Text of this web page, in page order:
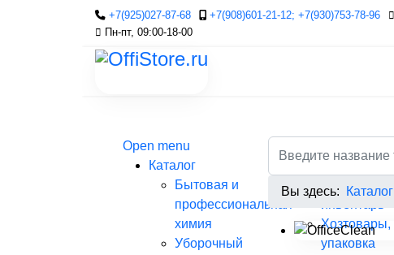
+7(925)027-87-68 +7(908)601-21-12; +7(930)753-78-96
Пн-пт, 09:00-18-00
Open menu
Каталог
Бытовая и
профессиональная
химия
Уборочный
Садовый
Хозтовары,
упаковка
Вы здесь: Каталог